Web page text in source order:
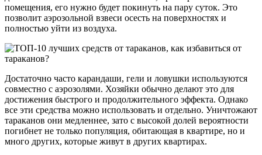
помещения, его нужно будет покинуть на пару суток. Это
позволит аэрозольной взвеси осесть на поверхностях и
полностью уйти из воздуха.
Достаточно часто карандаши, гели и ловушки используются
совместно с аэрозолями. Хозяйки обычно делают это для
достижения быстрого и продолжительного эффекта. Однако
все эти средства можно использовать и отдельно. Уничтожают
тараканов они медленнее, зато с высокой долей вероятности
погибнет не только популяция, обитающая в квартире, но и
много других, которые живут в других квартирах.